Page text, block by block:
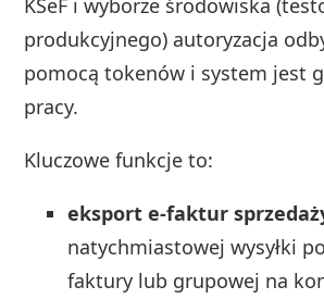
KSeF i wyborze środowiska
produkcyjnego) autoryzacja
pomocą tokenów i system jest
pracy.
Kluczowe funkcje to:
eksport e-faktur
natychmiastowej wysyłki
faktury lub grupowej na